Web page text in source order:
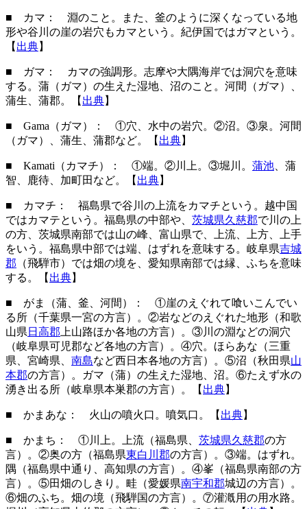
■ カマ： 淵のこと。また、釜のように深くなっている地
形や谷川の崖の岩穴もカマという。紀伊国ではガマという。
【 出典】
■ ガマ： カマの強調形。志摩や大隅海岸では洞穴を意味
する。蒲（ガマ）の生えた湿地、沼のこと。河間（ガマ）、
蒲生、蒲郡。【 出典】
■ Gama（ガマ）： ①穴、水中の岩穴。②沼。③泉。河間
（ガマ）、蒲生、蒲郡など。【 出典】
■ Kamati（カマチ）： ①端。②川上。③堀川。 蒲池 、蒲
智、鹿待、加町田など。【 出典】
■ カマチ： 福島県で谷川の上流をカマチという。越中国
ではカマテという。福島県の中部や、 茨城県久慈郡で川の上
の方、茨城県南部では山の峰、富山県で、上流、上方、上手
をいう。福島県中部では端、はずれを意味する。岐阜県吉城
郡 （飛騨市）では畑の境を、愛知県南部では縁、ふちを意味
する。【 出典】
■ がま（蒲、釜、河間）： ①崖のえぐれて喰いこんでい
る所（千葉県一宮の方言）。②岩などのえぐれた地形（和歌
山県 日高郡 上山路ほか各地の方言）。③川の淵などの洞穴
（岐阜県可児郡など各地の方言）。④穴。ほらあな（三重
県、宮崎県、 南島など西日本各地の方言）。⑤沼（秋田県山
本郡の方言）。ガマ（蒲）の生えた湿地、沼。⑥たえず水の
湧き出る所（岐阜県本巣郡の方言）。【 出典】
■ かまあな： 火山の噴火口。噴気口。【 出典】
■ かまち： ①川上。上流（福島県、 茨城県久慈郡の方
言）。②奥の方（福島県東白川郡の方言）。③端。はずれ。
隅（福島県中通り、高知県の方言）。④峯（福島県南部の方
言）。⑤田畑のしきり。畦（愛媛県南宇和郡城辺の方言）。
⑥畑のふち。畑の境（飛騨国の方言）。⑦灌漑用の用水路。